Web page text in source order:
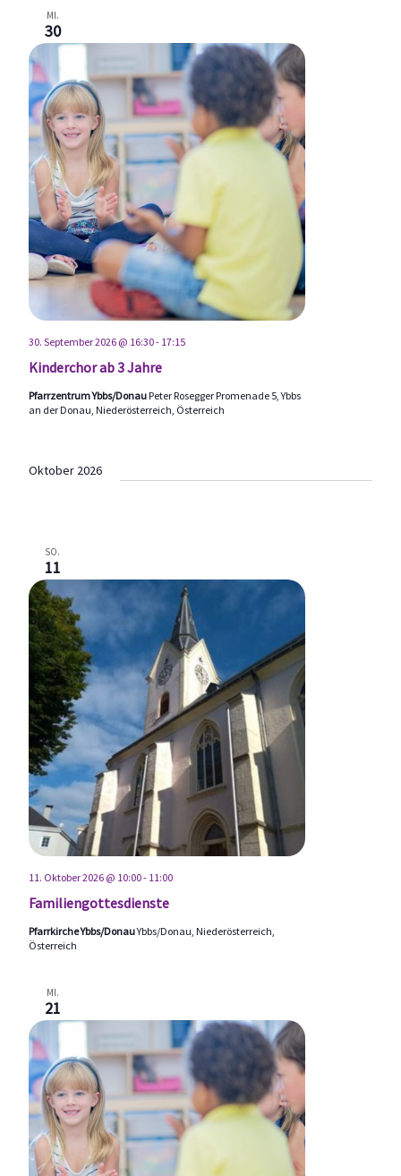
MI.
30
Kinderchor ab 3 Jahre
30. September 2026 @ 16:30- 17:15
Pfarrzentrum Ybbs/Donau Peter Rosegger Promenade 5, Ybbs
an der Donau, Niederösterreich, Österreich
Oktober 2026
SO.
11
Familiengottesdienste
11. Oktober 2026 @ 10:00- 11:00
Pfarrkirche Ybbs/DonauYbbs/Donau, Niederösterreich,
Österreich
MI.
21